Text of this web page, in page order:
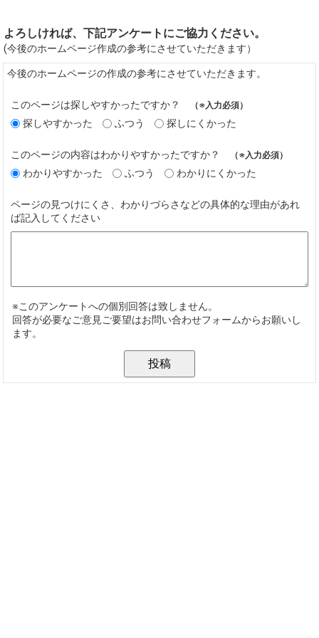
よろしければ、下記アンケートにご協力ください。
(今後のホームページ作成の参考にさせていただきます）
今後のホームページの作成の参考にさせていただきます。
このページは探しやすかったですか？ （※入力必須）
探しやすかった ふつう 探しにくかった
このページの内容はわかりやすかったですか？ （※入力必須）
わかりやすかった ふつう わかりにくかった
ページの見つけにくさ、わかりづらさなどの具体的な理由があれ
ば記入してください
※このアンケートへの個別回答は致しません。
回答が必要なご意見ご要望はお問い合わせフォームからお願いし
ます。